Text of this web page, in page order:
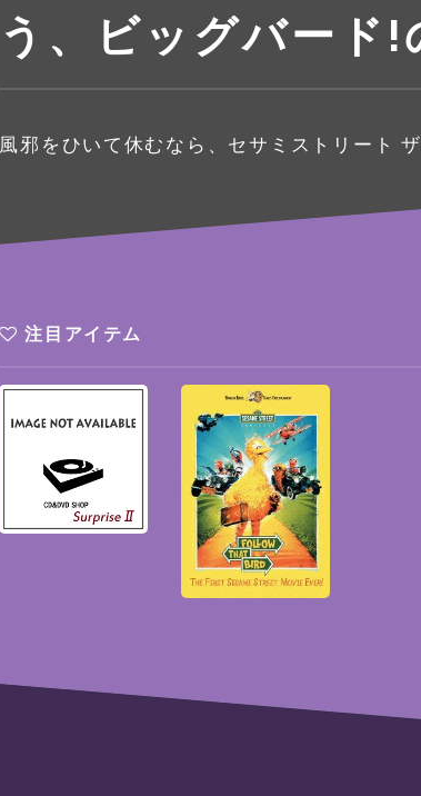
う、ビッグバード!
風邪をひいて休むなら、セサミストリート
注目アイテム